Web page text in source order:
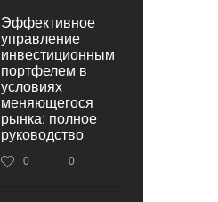
Эффективное
управление
инвестиционным
портфелем в
условиях
меняющегося
рынка: полное
руководство
0 0